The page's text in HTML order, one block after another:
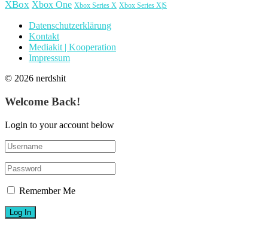
XBox Xbox One Xbox Series X Xbox Series X|S
Datenschutzerklärung
Kontakt
Mediakit | Kooperation
Impressum
© 2026 nerdshit
Welcome Back!
Login to your account below
Remember Me